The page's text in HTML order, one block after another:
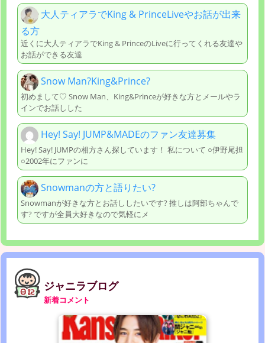
大人ティアラでKing & PrinceLiveやお話が出来
る方
近くに大人ティアラでKing & PrinceのLiveに行ってくれる友達や
お話ができる友達
Snow Man?King&Prince?
初めまして♡ Snow Man、King&Princeが好きな方とメールやラ
インでお話しした
Hey! Say! JUMP&MADEのファン友達募集
Hey! Say! JUMPの相方さん探しています！ 私について ○伊野尾担
○2002年にファンに
Snowmanの方と語りたい?
Snowmanが好きな方とお話ししたいです? 推しは阿部ちゃんで
す? ですが全員大好きなので気軽にメ
ジャニラブログ
新着コメント